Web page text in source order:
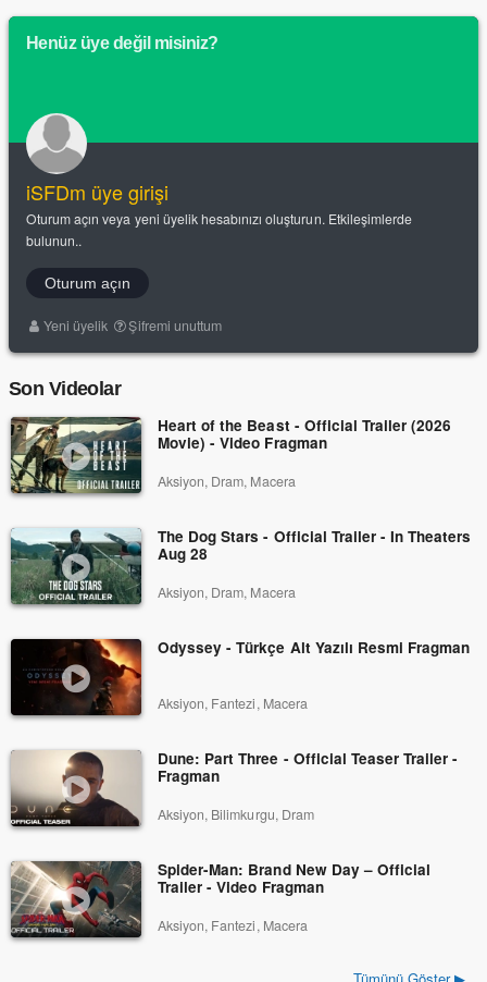
Henüz üye değil misiniz?
iSFDm üye girişi
Oturum açın veya yeni üyelik hesabınızı oluşturun. Etkileşimlerde
bulunun..
Oturum açın
Yeni üyelik Şifremi unuttum
Son Videolar
Heart of the Beast - Official Trailer (2026
Movie) - Video Fragman
Aksiyon, Dram, Macera
The Dog Stars - Official Trailer - In Theaters
Aug 28
Aksiyon, Dram, Macera
Odyssey - Türkçe Alt Yazılı Resmi Fragman
Aksiyon, Fantezi, Macera
Dune: Part Three - Official Teaser Trailer -
Fragman
Aksiyon, Bilimkurgu, Dram
Spider-Man: Brand New Day – Official
Trailer - Video Fragman
Aksiyon, Fantezi, Macera